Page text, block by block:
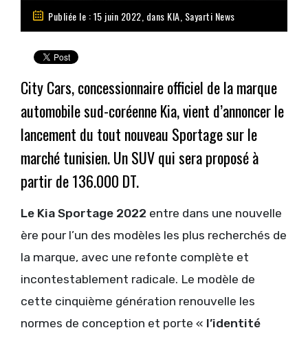
Publiée le : 15 juin 2022, dans KIA Sayarti News
City Cars, concessionnaire officiel de la marque
automobile sud-coréenne Kia, vient d’annoncer le
lancement du tout nouveau Sportage sur le
marché tunisien. Un SUV qui sera proposé à
partir de 136.000 DT.
Le Kia Sportage 2022 entre dans une nouvelle
ère pour l’un des modèles les plus recherchés de
la marque, avec une refonte complète et
incontestablement radicale. Le modèle de
cette cinquième génération renouvelle les
normes de conception et porte « l’identité